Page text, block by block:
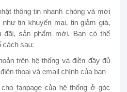
thông tin nhanh chóng và mới
như tin khuyến mại, tin giảm giá,
đãi, sản phẩm mới. Bạn có thể
cách sau:
trên hệ thống và điền đầy đủ
thoại và email chính của bạn
fanpage của hệ thống ở góc